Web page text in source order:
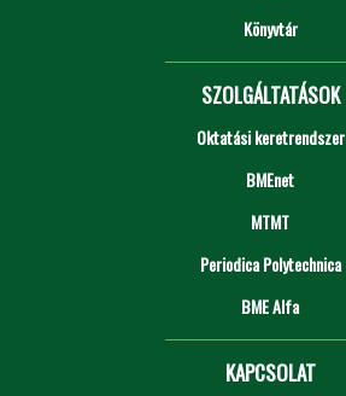
Könyvtár
SZOLGÁLTATÁSOK
Oktatási keretrendszer
BMEnet
MTMT
Periodica Polytechnica
BME Alfa
KAPCSOLAT